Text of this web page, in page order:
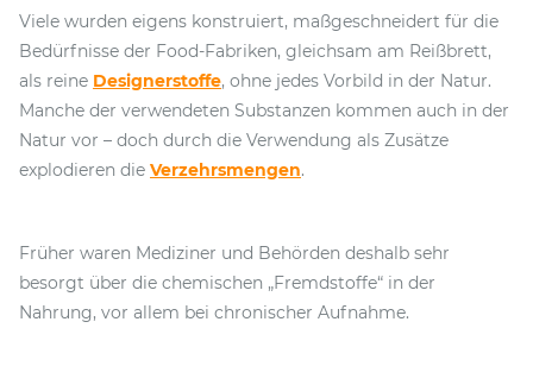
Viele wurden eigens konstruiert, maßgeschneidert für die
Bedürfnisse der Food-Fabriken, gleichsam am Reißbrett,
als reine Designerstoffe, ohne jedes Vorbild in der Natur.
Manche der verwendeten Substanzen kommen auch in der
Natur vor – doch durch die Verwendung als Zusätze
explodieren die Verzehrsmengen.
Früher waren Mediziner und Behörden deshalb sehr
besorgt über die chemischen „Fremdstoffe“ in der
Nahrung, vor allem bei chronischer Aufnahme.